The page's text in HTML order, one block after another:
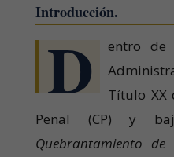
Introducción.
D
entro de
Título XX
Penal (CP) y
Quebrantamiento de